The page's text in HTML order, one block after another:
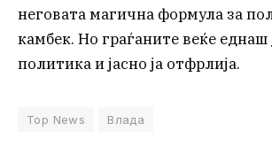
неговата магична формула за
камбек. Но граѓаните веќе еднаш
политика и јасно ја отфрлија.
Top News Влада